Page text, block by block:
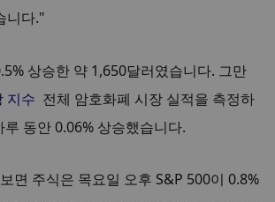
니다."
상승한 약 1,650달러였습니다. 그만
지수
  전체 암호화폐 시장 실적을 측정하
동안 0.06% 상승했습니다.
면 주식은 목요일 오후 S&P 500이 0.8%